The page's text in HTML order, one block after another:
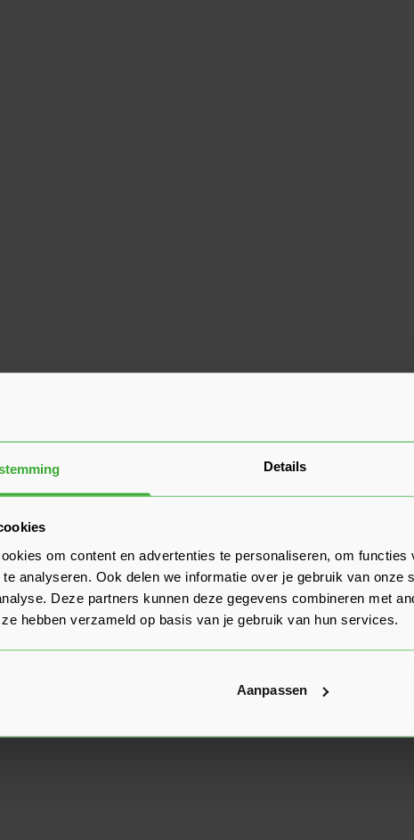
Details
om content en advertenties te personaliseren, om
analyseren. Ook delen we informatie over je gebruik van onze
Deze partners kunnen deze gegevens combineren met
hebben verzameld op basis van je gebruik van hun services.
Aanpassen